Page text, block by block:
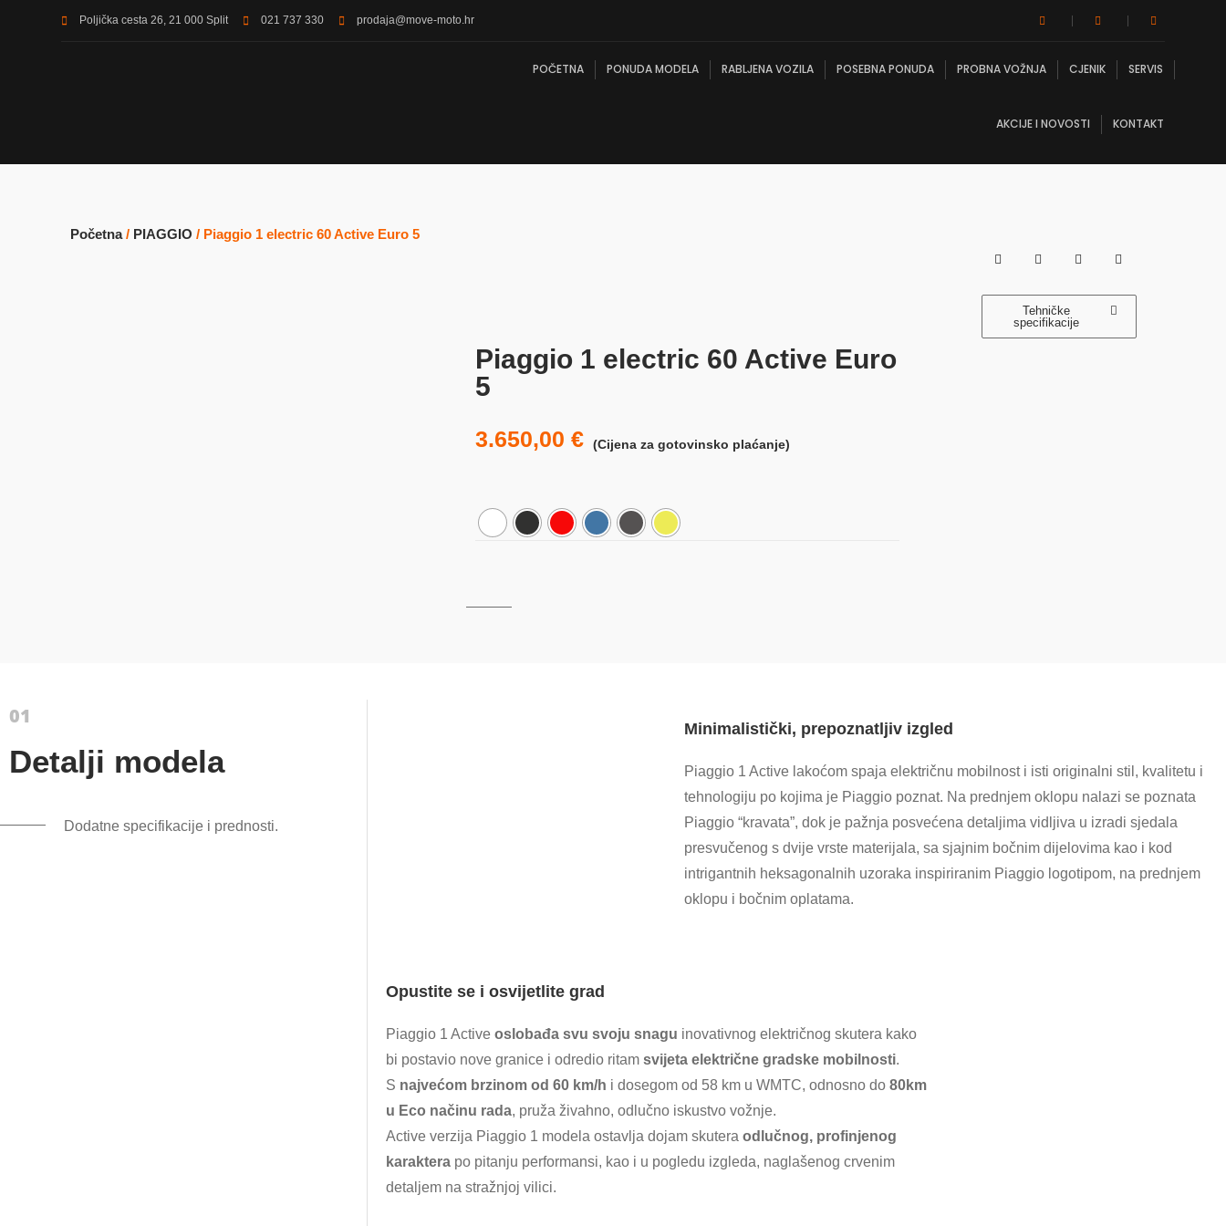
Poljička cesta 26, 21 000 Split 021 737 330 prodaja@move-moto.hr
POČETNA PONUDA MODELA RABLJENA VOZILA POSEBNA PONUDA PROBNA VOŽNJA CJENIK SERVIS
AKCIJE I NOVOSTI KONTAKT
Početna/ PIAGGIO / Piaggio 1 electric 60 Active Euro 5
Piaggio 1 electric 60 Active Euro
5
3.650,00 € (Cijena za gotovinsko plaćanje)
Tehničke
specifikacije
Detalji modela
Dodatne specifikacije i prednosti.
Minimalistički, prepoznatljiv izgled
Piaggio 1 Active lakoćom spaja električnu mobilnost i isti originalni stil, kvalitetu i
tehnologiju po kojima je Piaggio poznat. Na prednjem oklopu nalazi se poznata
Piaggio “kravata”, dok je pažnja posvećena detaljima vidljiva u izradi sjedala
presvučenog s dvije vrste materijala, sa sjajnim bočnim dijelovima kao i kod
intrigantnih heksagonalnih uzoraka inspiriranim Piaggio logotipom, na prednjem
oklopu i bočnim oplatama.
Opustite se i osvijetlite grad
Piaggio 1 Activeoslobađa svu svoju snagu inovativnog električnog skutera kako
bi postavio nove granice i odredio ritamsvijeta električne gradske mobilnosti.
S najvećom brzinom od 60 km/h i dosegom od 58 km u WMTC, odnosno do80km
u Eco načinu rada, pruža živahno, odlučno iskustvo vožnje.
Active verzija Piaggio 1 modela ostavlja dojam skuteraodlučnog, profinjenog
karaktera po pitanju performansi, kao i u pogledu izgleda, naglašenog crvenim
detaljem na stražnjoj vilici.